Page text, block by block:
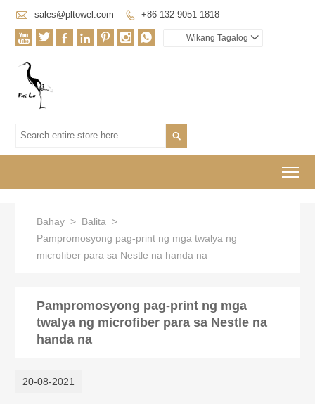
 sales@pltowel.com  +86 132 9051 1818
       Wikang Tagalog 

Bahay > Balita >
Pampromosyong pag-print ng mga twalya ng
microfiber para sa Nestle na handa na
Pampromosyong pag-print ng mga
twalya ng microfiber para sa Nestle na
handa na
20-08-2021